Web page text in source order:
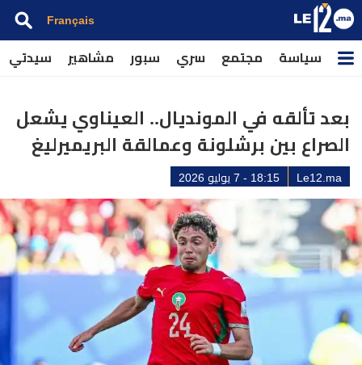
Français
سياسة مجتمع سري سبور مشاهير سيدتي
بعد تألقه في المونديال.. العيناوي يشعل
الصراع بين برشلونة وعمالقة البريميرليغ
Le12.ma 18:15 - 7 يوليو 2026